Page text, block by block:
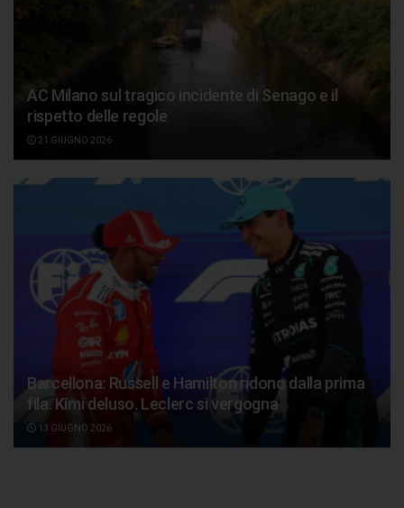
AC Milano sul tragico incidente di Senago e il
rispetto delle regole
21 GIUGNO 2026
Barcellona: Russell e Hamilton ridono dalla prima
fila. Kimi deluso. Leclerc si vergogna
13 GIUGNO 2026